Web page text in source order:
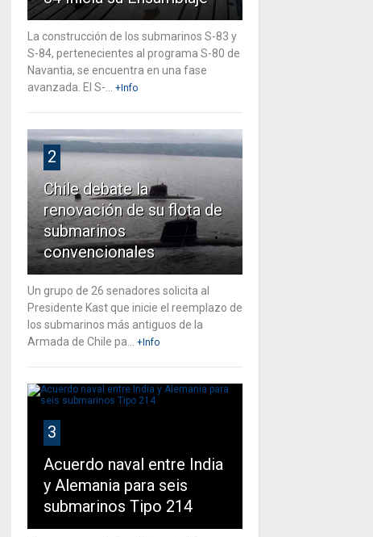
La construcción de los submarinos S-83 y
S-84, pertenecientes al programa S-80 de
Navantia, se encuentra en una fase
avanzada. El S-...
+Info
2
Chile debate la
renovación de su flota de
submarinos
convencionales
Un grupo de 26 senadores solicita al
Presidente Kast que inicie el reemplazo de
los submarinos más antiguos de la
Armada de Chile pa...
+Info
3
Acuerdo naval entre India
y Alemania para seis
submarinos Tipo 214